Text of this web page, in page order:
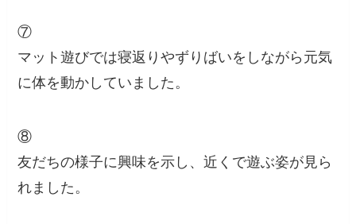
⑦
マット遊びでは寝返りやずりばいをしながら元気
に体を動かしていました。
⑧
友だちの様子に興味を示し、近くで遊ぶ姿が見ら
れました。